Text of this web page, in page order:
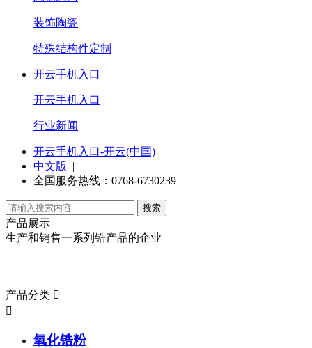
装饰陶瓷
特殊结构件定制
开云手机入口
开云手机入口
行业新闻
开云手机入口-开云(中国)
中文版
|
全国服务热线：0768-6730239
产品展示
生产和销售一系列锆产品的企业
产品分类 

氧化锆粉